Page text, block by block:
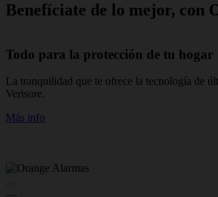
Benefíciate de lo mejor, con
Todo para la protección de tu hogar
La tranquilidad que te ofrece la tecnología de
Verisure.
Más info